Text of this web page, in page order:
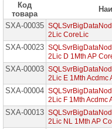
Мониторы
и
панели
Проекторы
и
для
проекторов
Ноутбуки
Brand
Код
товара
SXA-00035
2Lic CoreLic
SXA-00023
2Lic D 1Mth AP
SXA-00003
2Lic E 1Mth Acdmc
SXA-00004
2Lic F 1Mth Acdmc
SXA-00013
2Lic NL 1Mth AP